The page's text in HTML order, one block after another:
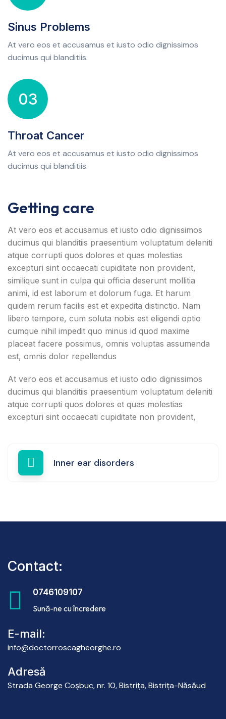
Sinus Problems
At vero eos et accusamus et iusto odio dignissimos
ducimus qui blanditiis.
03
Throat Cancer
At vero eos et accusamus et iusto odio dignissimos
ducimus qui blanditiis.
Getting care
At vero eos et accusamus et iusto odio dignissimos
ducimus qui blanditiis praesentium voluptatum deleniti
atque corrupti quos dolores et quas molestias
excepturi sint occaecati cupiditate non provident,
similique sunt in culpa qui officia deserunt mollitia
animi, id est laborum et dolorum fuga. Et harum
quidem rerum facilis est et expedita distinctio. Nam
libero tempore, cum soluta nobis est eligendi optio
cumque nihil impedit quo minus id quod maxime
placeat facere possimus, omnis voluptas assumenda
est, omnis dolor repellendus
At vero eos et accusamus et iusto odio dignissimos
ducimus qui blanditiis praesentium voluptatum deleniti
atque corrupti quos dolores et quas molestias
excepturi sint occaecati cupiditate non provident,
Inner ear disorders
Contact:
0746109107
Sună-ne cu încredere
E-mail:
info@doctorroscagheorghe.ro
Adresă
Strada George Coşbuc, nr. 10, Bistriţa, Bistriţa-Năsăud